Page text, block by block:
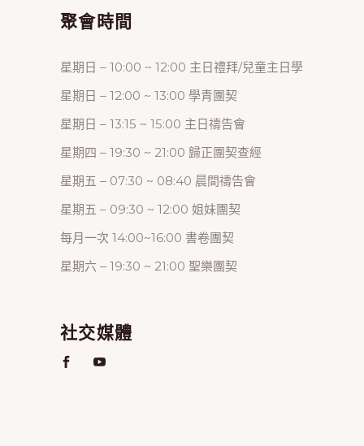
聚會時間
星期日 – 10:00 ~ 12:00 主日禮拜/兒童主日學
星期日 – 12:00 ~ 13:00 學青團契
星期日 – 13:15 ~ 15:00 主日禱告會
星期四 – 19:30 ~ 21:00 歸正團契查經
星期五 – 07:30 ~ 08:40 晨間禱告會
星期五 – 09:30 ~ 12:00 姐妹團契
每月一次 14:00~16:00 書卷團契
星期六 – 19:30 ~ 21:00 聖樂團契
社交媒體